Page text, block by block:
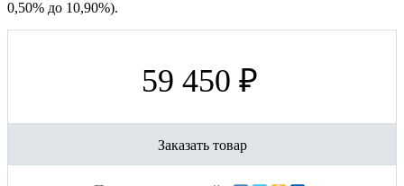
0,50% до 10,90%).
59 450 ₽
Заказать товар